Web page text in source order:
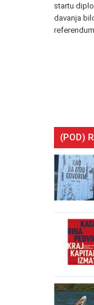
startu
davanja
(POD)